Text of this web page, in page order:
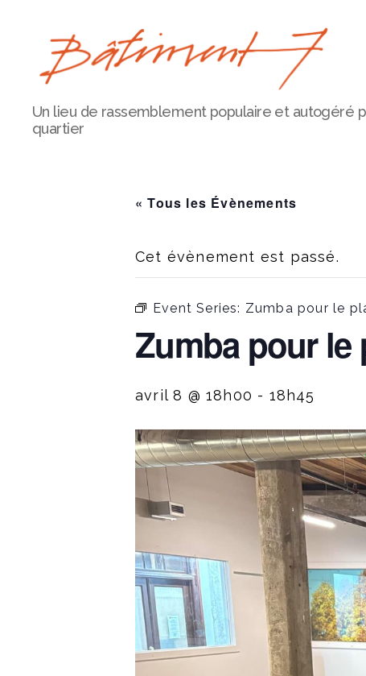
Bâtiment
7
Un lieu de rassemblement populaire et autogéré
quartier
« Tous les Évènements
Cet évènement est passé.
Event Series: Zumba pour le
Zumba pour
avril 8 @ 18h00 - 18h45